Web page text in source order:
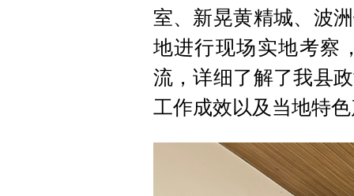
室、新晃黄精城、波
地进行现场实地考察
流，详细了解了我县
工作成效以及当地特